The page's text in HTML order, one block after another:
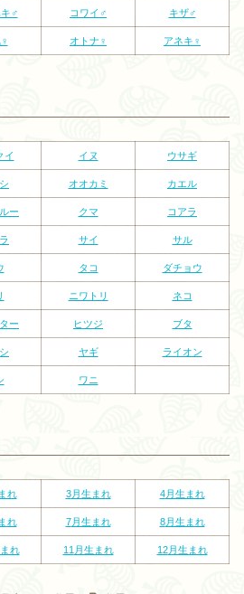
♂ コワイ♂ キザ♂
オトナ♀ アネキ♀
イ イヌ ウサギ
オオカミ カエル
ー クマ コアラ
サイ サル
タコ ダチョウ
ニワトリ ネコ
ー ヒツジ ブタ
ヤギ ライオン
ワニ
れ 3月生まれ 4月生まれ
れ 7月生まれ 8月生まれ
れ 11 月生まれ 12月生まれ